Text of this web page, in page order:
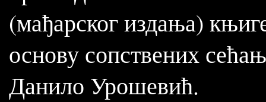
(мађарског издања)
основу сопствених
Данило Урошевић.